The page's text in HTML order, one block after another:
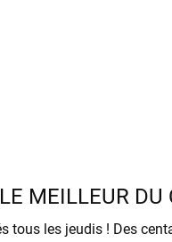
LE MEILLEUR
Des